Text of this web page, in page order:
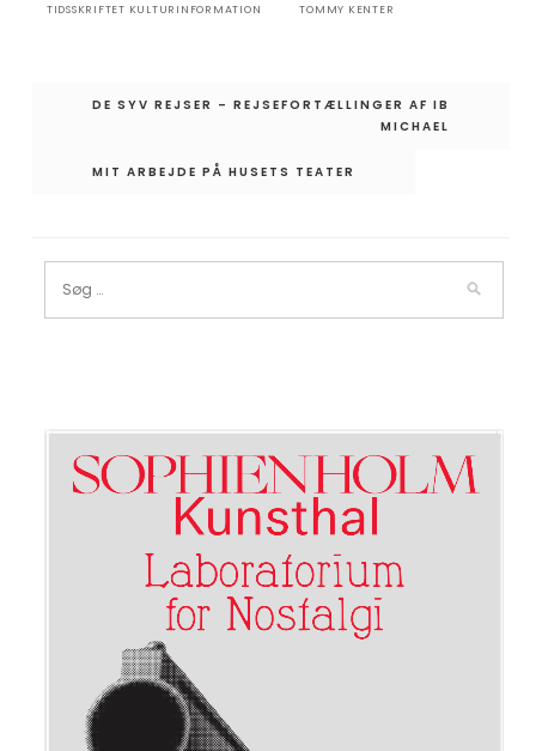
TIDSSKRIFTET KULTURINFORMATION TOMMY KENTER
Indlægsnavigation
DE SYV REJSER – REJSEFORTÆLLINGER AF IB
MICHAEL
MIT ARBEJDE PÅ HUSETS TEATER